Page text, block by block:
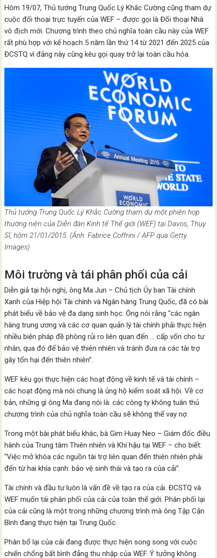
Hôm 19/07, Thủ tướng Trung Quốc Lý Khắc Cường cũng tham dự
cuộc đối thoại trực tuyến của WEF – được gọi là Đối thoại Nhà
vô địch mới. Chương trình theo chủ nghĩa toàn cầu này của WEF
rất phù hợp với kế hoạch 5 năm lần thứ 14 từ 2021 đến 2025 của
ĐCSTQ vì đảng này cũng kêu gọi quay trở lại toàn cầu hóa.
Thủ tướng Trung Quốc Lý Khắc Cường tham dự một phiên họp
thường niên của Diễn đàn Kinh tế Thế giới (WEF) tại Davos, Thụy
Sĩ, hôm 21/01/2015. (Ảnh: Fabrice Coffrini / AFP qua Getty
Images)
Môi trường và tái phân phối của cải
Diễn giả tại hội nghị, ông Ma Jun – Chủ tịch Ủy ban Tài chính
Xanh của Hiệp hội Tài chính và Ngân hàng Trung Quốc, đã có bài
phát biểu về bảo vệ đa dạng sinh học. Ông nói rằng “các ngân
hàng trung ương và các cơ quan quản lý tài chính phải thực hiện
nhiều biện pháp đề phòng rủi ro liên quan đến … cấp vốn cho tư
nhân, qua đó để bảo vệ thiên nhiên và tránh đưa ra các tài trợ
gây tổn hại đến thiên nhiên”.
WEF kêu gọi thực hiện các hoạt động về kinh tế và tài chính –
các hoạt động mà nói chung là ủng hộ kiểm soát xã hội. Về cơ
bản, những gì ông Ma đang nói là: các công ty không tuân thủ
chương trình của chủ nghĩa toàn cầu sẽ không thể vay nợ.
Trong một bài phát biểu khác, bà Gim Huay Neo – Giám đốc điều
hành của Trung tâm Thiên nhiên và Khí hậu tại WEF – cho biết:
“Việc mở khóa các nguồn tài trợ liên quan đến thiên nhiên phải
đến từ hai khía cạnh: bảo vệ sinh thái và tạo ra của cải”.
Tài chính và đầu tư luôn là vấn đề về tạo ra của cải. ĐCSTQ và
WEF muốn tái phân phối của cải của toàn thế giới. Phân phối lại
của cải cũng là một trong những chương trình mà ông Tập Cận
Bình đang thực hiện tại Trung Quốc.
Phân bổ lại của cải đang được thực hiện song song với cuộc
chiến chống bất bình đẳng thu nhập của WEF. Ý tưởng không